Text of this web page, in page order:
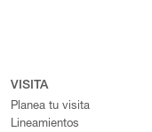
VISITA
Planea tu visita
Lineamientos